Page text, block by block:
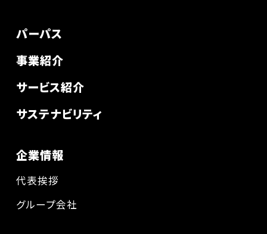
パーパス
事業紹介
サービス紹介
サステナビリティ
企業情報
代表挨拶
グループ会社